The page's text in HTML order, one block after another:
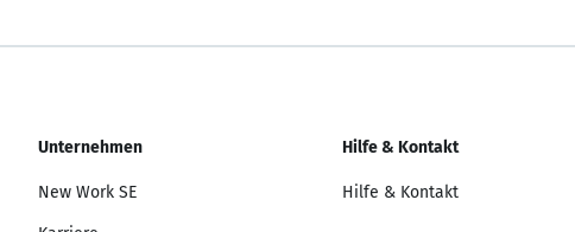
Unternehmen
New Work SE
Hilfe & Kontakt
Hilfe & Kontakt